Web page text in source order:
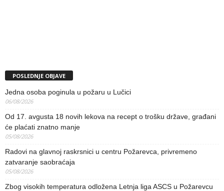
POSLEDNJE OBJAVE
Jedna osoba poginula u požaru u Lučici
06/08/2026
Od 17. avgusta 18 novih lekova na recept o trošku države, građani
će plaćati znatno manje
05/08/2026
Radovi na glavnoj raskrsnici u centru Požarevca, privremeno
zatvaranje saobraćaja
05/08/2026
Zbog visokih temperatura odložena Letnja liga ASCS u Požarevcu